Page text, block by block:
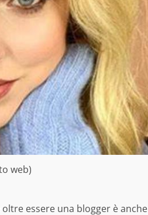
web)
essere una blogger è anche